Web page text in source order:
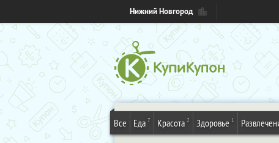
Нижний Новгород
Все Еда 7 Красота 2 Здоровье 1